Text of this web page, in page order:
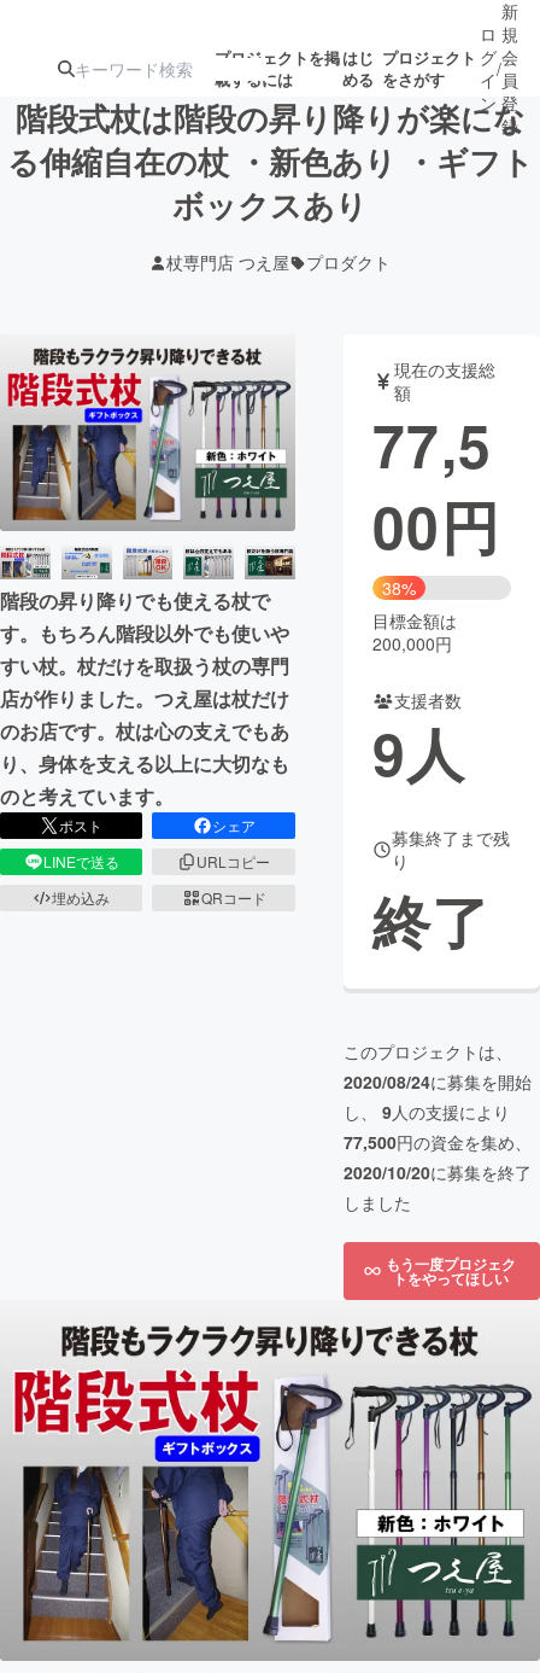
プロジェクトを掲
載するには
はじ
める
プロジェクト
をさがす
注目の新着プロ募集終了が近いプ
ロジェクト
テクノロジー・ガジェット
映像・映画 書籍・雑誌
ビジネス・起業 チャレンジ
まちづくり・地域活性化
CAMPFIRE for Social Good
CAMPFIRE Creation
CAMPFIREふるさと納税machi-ya コミュニティ
ロ
グ
イ
ン
/
新
規
会
員
登
録
階段式杖は階段の昇り降りが楽にな
る伸縮自在の杖 ・新色あり ・ギフト
ボックスあり
杖専門店 つえ屋 プロダクト
階段の昇り降りでも使える杖で
す。もちろん階段以外でも使いや
すい杖。杖だけを取扱う杖の専門
店が作りました。つえ屋は杖だけ
のお店です。杖は心の支えでもあ
り、身体を支える以上に大切なも
のと考えています。
ポスト
シェア
LINEで送る
URLコピー
埋め込み
QRコード
現在の支援総
額
77,5
00円
38%
目標金額は
200,000円
支援者数
9人
募集終了まで残
り
終了
このプロジェクトは、
2020/08/24に募集を開始
し、 9人の支援により
77,500円の資金を集め、
2020/10/20に募集を終了
しました
もう一度プロジェク
トをやってほしい